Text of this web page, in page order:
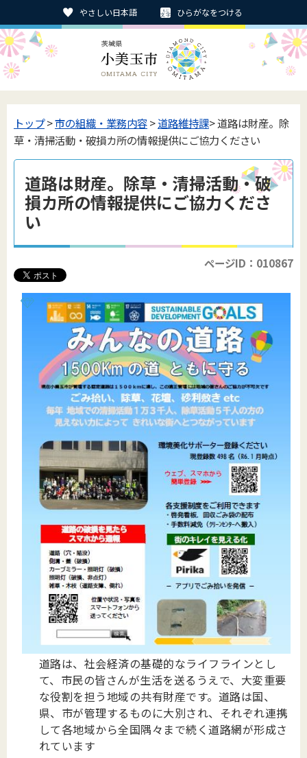
やさしい日本語 ひらがなをつける
トップ>市の組織・業務内容>道路維持課> 道路は財産。除
草・清掃活動・破損カ所の情報提供にご協力ください
道路は財産。除草・清掃活動・破
損カ所の情報提供にご協力くださ
い
ページID：010867
道路は、社会経済の基礎的なライフラインとし
て、市民の皆さんが生活を送るうえで、大変重要
な役割を担う地域の共有財産です。道路は国、
県、市が管理するものに大別され、それぞれ連携
して各地域から全国隅々まで続く道路網が形成さ
れています